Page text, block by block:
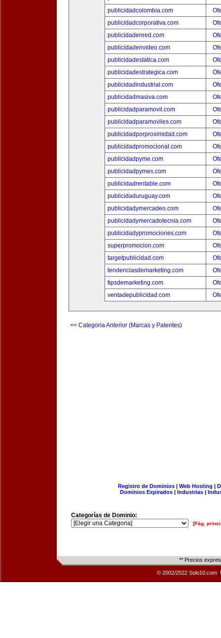
publicidadcolombia.com
publicidadcorporativa.com
publicidadenred.com
publicidadenvideo.com
publicidadestatica.com
publicidadestrategica.com
publicidadindustrial.com
publicidadmasiva.com
publicidadparamovil.com
publicidadparamoviles.com
publicidadporproximidad.com
publicidadpromocional.com
publicidadpyme.com
publicidadpymes.com
publicidadrentable.com
publicidaduruguay.com
publicidadymercadeo.com
publicidadymercadotecnia.com
publicidadypromociones.com
superpromocion.com
targetpublicidad.com
tendenciasdemarketing.com
tipsdemarketing.com
ventadepublicidad.com
<< Categoria Anterior (Marcas y Patentes)
Registro de Dominios| Web Hosting |
Dominios Expirados | Industrias |
Categorías de Dominio:
[Pág.
** Precios
© 2002/2022 Solo10.com